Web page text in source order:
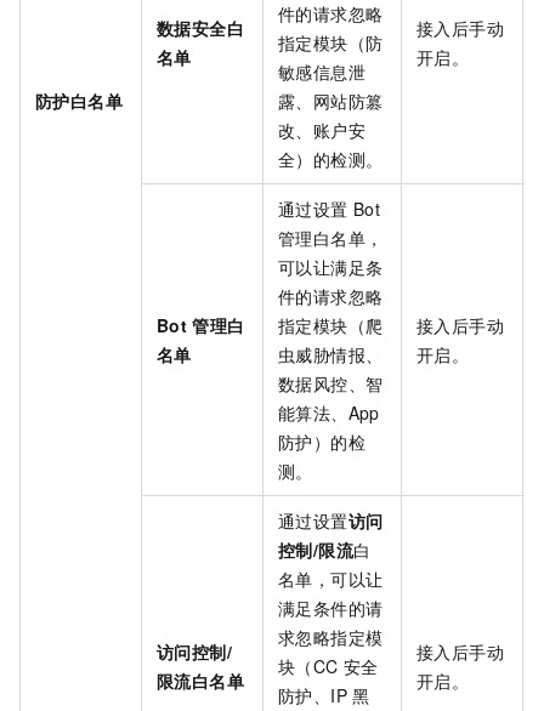
防护白名单
数据安全白
名单
件的请求忽略
指定模块（防
敏感信息泄
露、网站防篡
改、账户安
全）的检测。
接入后手动
开启。
Bot 管理白
名单
通过设置 Bot
管理白名单，
可以让满足条
件的请求忽略
指定模块（爬
虫威胁情报、
数据风控、智
能算法、App
防护）的检
测。
接入后手动
开启。
访问控制/
限流白名单
通过设置访问
控制/限流白
名单，可以让
满足条件的请
求忽略指定模
块（CC 安全
防护、IP 黑
接入后手动
开启。